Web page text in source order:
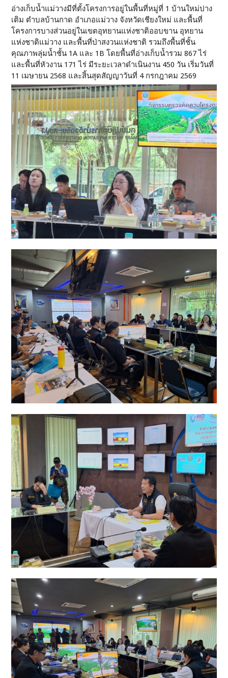
อ่างเก็บน้ำแม่วางมีที่ตั้งโครงการอยู่ในพื้นที่หมู่ที่ 1 บ้านใหม่ปาง
เติม ตำบลบ้านกาด อำเภอแม่วาง จังหวัดเชียงใหม่ และพื้นที่
โครงการบางส่วนอยู่ในเขตอุทยานแห่งชาติออบขาน อุทยาน
แห่งชาติแม่วาง และพื้นที่ป่าสงวนแห่งชาติ รวมถึงพื้นที่ชั้น
คุณภาพลุ่มน้ำชั้น 1A และ 1B โดยพื้นที่อ่างเก็บน้ำรวม 867 ไร่
และพื้นที่หัวงาน 171 ไร่ มีระยะเวลาดำเนินงาน 450 วัน เริ่มวันที่
11 เมษายน 2568 และสิ้นสุดสัญญาวันที่ 4 กรกฎาคม 2569